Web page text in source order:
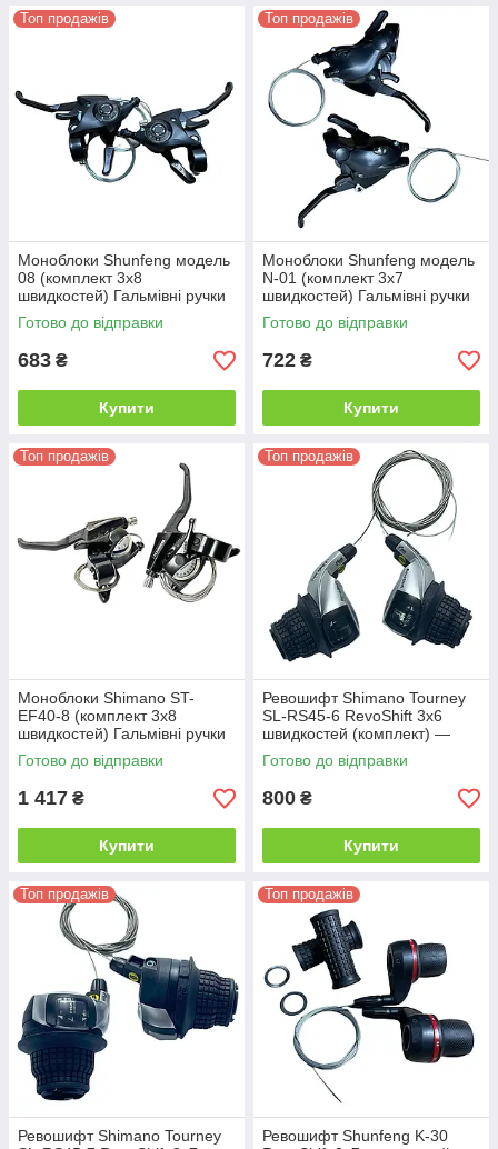
Топ продажів
Моноблоки Shunfeng модель
08 (комплект 3х8
швидкостей) Гальмівні ручки
з перемикачами для
велосипеда, 24 швидкості
Готово до відправки
683 ₴
Купити
Топ продажів
Моноблоки Shunfeng модель
N-01 (комплект 3х7
швидкостей) Гальмівні ручки
з тригерними перемикачами
для велосипеда, 21 швидкост
Готово до відправки
722 ₴
Купити
Топ продажів
Моноблоки Shimano ST-
EF40-8 (комплект 3х8
швидкостей) Гальмівні ручки
з перемикачами для
велосипеда, 24 швидкості
Готово до відправки
1 417 ₴
Купити
Топ продажів
Ревошифт Shimano Tourney
SL-RS45-6 RevoShift 3х6
швидкостей (комплект) —
Шифтери поворотного типу
для велосипеда, 18
Готово до відправки
800 ₴
Купити
Топ продажів
Ревошифт Shimano Tourney
Топ продажів
Ревошифт Shunfeng K-30